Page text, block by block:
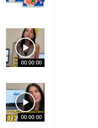
00:00:00
00:00:00